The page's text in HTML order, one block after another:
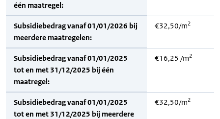
één maatregel:
Subsidiebedrag vanaf 01/01/2026 bij
meerdere maatregelen:
€32,50/m2
Subsidiebedrag vanaf 01/01/2025
tot en met 31/12/2025 bij één
maatregel:
€16,25 /m2
Subsidiebedrag vanaf 01/01/2025
tot en met 31/12/2025 bij meerdere
€32,50/m2